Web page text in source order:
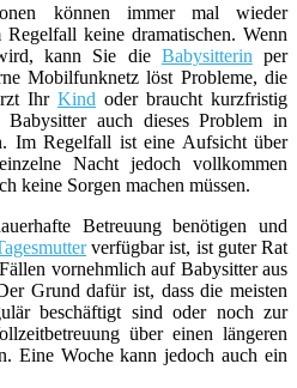
können immer mal wieder
keine dramatischen. Wenn
kann Sie die Babysitterin per
Mobilfunknetz löst Probleme, die
Ihr Kind oder braucht kurzfristig
auch dieses Problem in
Im Regelfall ist eine Aufsicht über
Nacht jedoch vollkommen
keine Sorgen machen müssen.
Betreuung benötigen und
verfügbar ist, ist guter Rat
vornehmlich auf Babysitter aus
Grund dafür ist, dass die meisten
beschäftigt sind oder noch zur
über einen längeren
Eine Woche kann jedoch auch ein